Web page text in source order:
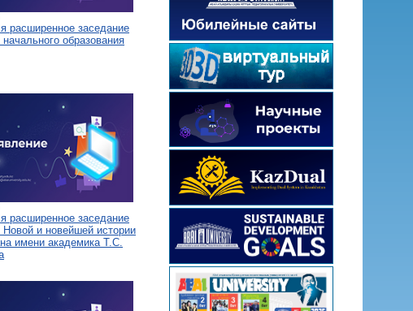
расширенное заседание
образования
расширенное заседание
и новейшей истории
имени академика Т.С.